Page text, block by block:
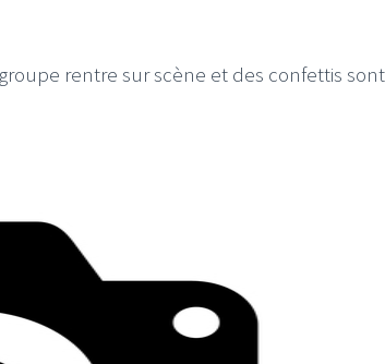
rentre sur scène et des confettis sont